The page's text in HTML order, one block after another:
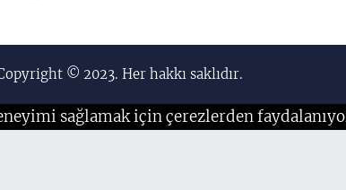
© 2023. Her hakkı saklıdır.
sağlamak için çerezlerden